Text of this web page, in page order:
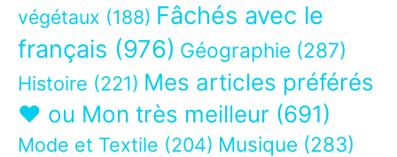
végétaux (188) Fâchés avec le
français (976) Géographie (287)
Histoire (221) Mes articles préférés
❤ ou Mon très meilleur (691)
Mode et Textile (204) Musique (283)